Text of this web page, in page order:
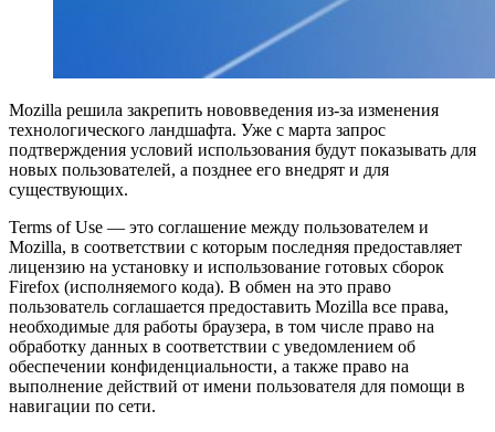
Mozilla решила закрепить нововведения из-за изменения
технологического ландшафта. Уже с марта запрос
подтверждения условий использования будут показывать для
новых пользователей, а позднее его внедрят и для
существующих.
Terms of Use — это соглашение между пользователем и
Mozilla, в соответствии с которым последняя предоставляет
лицензию на установку и использование готовых сборок
Firefox (исполняемого кода). В обмен на это право
пользователь соглашается предоставить Mozilla все права,
необходимые для работы браузера, в том числе право на
обработку данных в соответствии с уведомлением об
обеспечении конфиденциальности, а также право на
выполнение действий от имени пользователя для помощи в
навигации по сети.